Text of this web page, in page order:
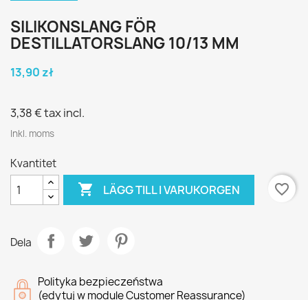
SILIKONSLANG FÖR
DESTILLATORSLANG 10/13 MM
13,90 zł
3,38 €tax incl.
Inkl. moms
Kvantitet
 LÄGG TILL I VARUKORGEN favorite_border
Dela
Polityka bezpieczeństwa
(edytuj w module Customer Reassurance)